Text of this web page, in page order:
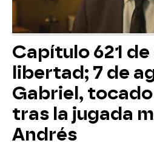
Capítulo 621 de
libertad; 7 de
Gabriel,
tras la jugada
Andrés